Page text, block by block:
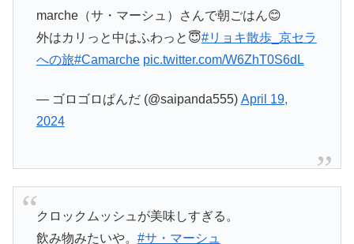
marche（サ・マーシュ）さんで朝ごはん😊
外はカリっと中はふわっと😇#リョキ散歩_京セラ
への旅#Camarche pic.twitter.com/W6ZhT0S6dL
— ゴロゴロぱんだ (@saipanda555) April 19,
2024
クロックムッシュが美味しすぎる。
飲み物みたいや。 #サ・マーシュ